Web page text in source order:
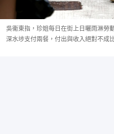
吳衞東指，珍姐每日在街上日曬雨淋勞
深水埗支付兩餐，付出與收入絕對不成